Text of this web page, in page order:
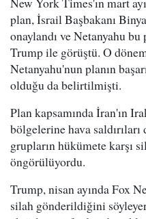
plan, İsrail Başbakanı
onaylandı ve Netanyahu
Trump ile görüştü. O
Netanyahu'nun planın
olduğu da belirtilmişti.
Plan kapsamında İran'ın
bölgelerine hava
grupların hükümete karşı
öngörülüyordu.
Trump, nisan ayında Fox
silah gönderildiğini